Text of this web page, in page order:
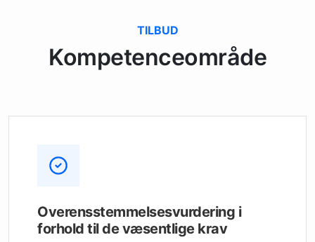
TILBUD
Kompetenceområde
Overensstemmelsesvurdering i
forhold til de væsentlige krav